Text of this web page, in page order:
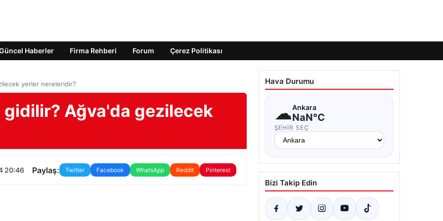
Haberler Firma Rehberi Forum Çerez Politikası
yerler nereleridir?
gidilir? Ağva'da gezilecek
20:46 Paylaş: Twitter Facebook WhatsApp Reddit Pinterest
Hava Durumu
☁Ankara
NaN°C
ŞEHIR SEÇ
Bizi Takip Edin